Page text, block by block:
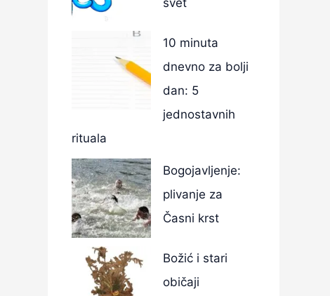
svet
10 minuta
dnevno za bolji
dan: 5
jednostavnih
rituala
Bogojavljenje:
plivanje za
Časni krst
Božić i stari
običaji